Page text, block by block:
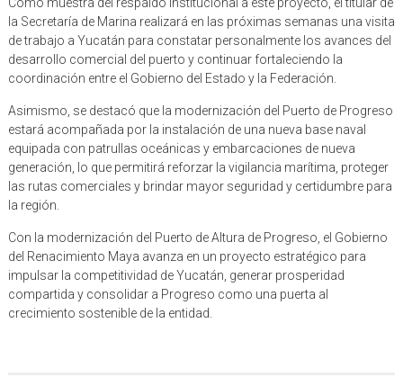
la Secretaría de Marina realizará en las próximas semanas una visita
de trabajo a Yucatán para constatar personalmente los avances del
desarrollo comercial del puerto y continuar fortaleciendo la
coordinación entre el Gobierno del Estado y la Federación.
Asimismo, se destacó que la modernización del Puerto de Progreso
estará acompañada por la instalación de una nueva base naval
equipada con patrullas oceánicas y embarcaciones de nueva
generación, lo que permitirá reforzar la vigilancia marítima, proteger
las rutas comerciales y brindar mayor seguridad y certidumbre para
la región.
Con la modernización del Puerto de Altura de Progreso, el Gobierno
del Renacimiento Maya avanza en un proyecto estratégico para
impulsar la competitividad de Yucatán, generar prosperidad
compartida y consolidar a Progreso como una puerta al
crecimiento sostenible de la entidad.